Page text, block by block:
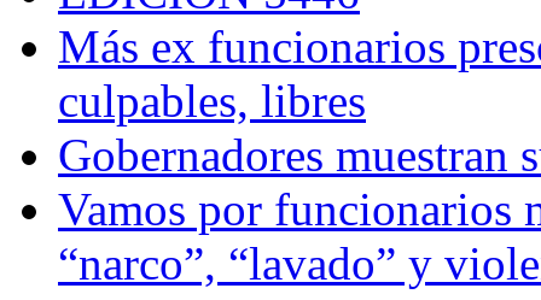
Más ex funcionarios
culpables, libres
Gobernadores muestran
Vamos por funcionarios
“narco”, “lavado” y